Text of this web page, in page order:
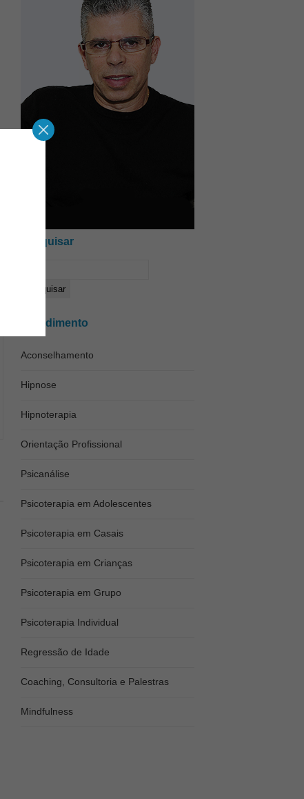
Pesquisar
Atendimento
Aconselhamento
Hipnose
Hipnoterapia
Orientação Profissional
Psicanálise
Psicoterapia em Adolescentes
Psicoterapia em Casais
Psicoterapia em Crianças
Psicoterapia em Grupo
Psicoterapia Individual
Regressão de Idade
Coaching, Consultoria e Palestras
Mindfulness